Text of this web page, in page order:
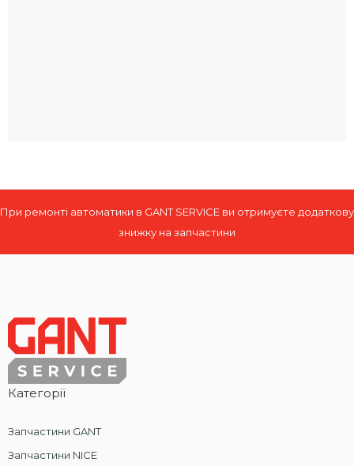
При ремонті автоматики в GANT SERVICE ви отримуєте додаткову
знижку на запчастини
Категорії
Запчастини GANT
Запчастини NICE